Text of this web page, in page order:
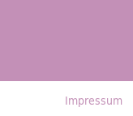
Impressum